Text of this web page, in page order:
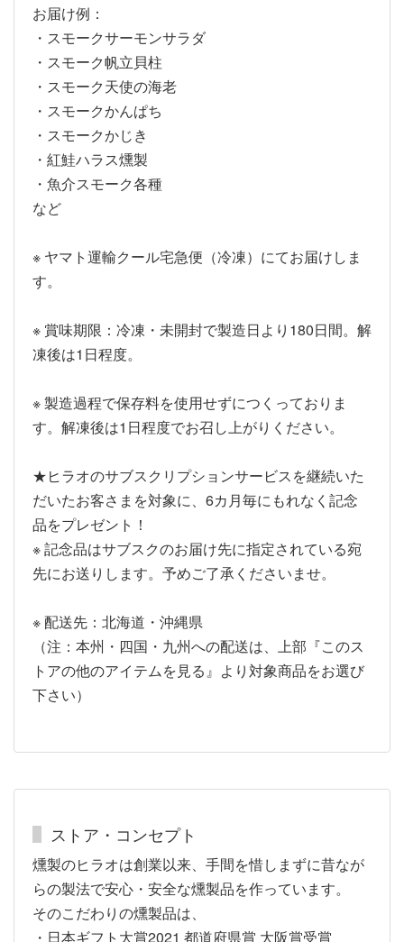
お届け例：
・スモークサーモンサラダ
・スモーク帆立貝柱
・スモーク天使の海老
・スモークかんぱち
・スモークかじき
・紅鮭ハラス燻製
・魚介スモーク各種
など
※ ヤマト運輸クール宅急便（冷凍）にてお届けしま
す。
※ 賞味期限：冷凍・未開封で製造日より180日間。解
凍後は1日程度。
※ 製造過程で保存料を使用せずにつくっておりま
す。解凍後は1日程度でお召し上がりください。
★ヒラオのサブスクリプションサービスを継続いた
だいたお客さまを対象に、6カ月毎にもれなく記念
品をプレゼント！
※ 記念品はサブスクのお届け先に指定されている宛
先にお送りします。予めご了承くださいませ。
※ 配送先：北海道・沖縄県
（注：本州・四国・九州への配送は、上部『このス
トアの他のアイテムを見る』より対象商品をお選び
下さい）
ストア・コンセプト
燻製のヒラオは創業以来、手間を惜しまずに昔なが
らの製法で安心・安全な燻製品を作っています。
そのこだわりの燻製品は、
・日本ギフト大賞2021 都道府県賞 大阪賞受賞